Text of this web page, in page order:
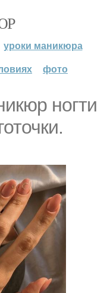
уроки маникюра
фото
ногти